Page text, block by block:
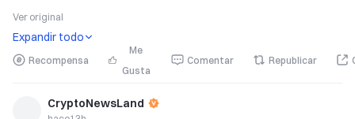
La cartera Core3 obtuvo un rendimiento inferior al
Ver original
Expandir todo
Recompensa
Me
Gusta
Comentar Republicar
CryptoNewsLand